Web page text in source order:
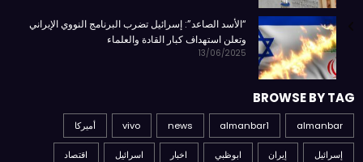
“الأسد الصاعد”: إسرائيل تضرب البرنامج النووي الإيراني
وتعلن استهداف كبار القادة والعلماء
13/06/2025
BROWSE BY TAG
almanbar
almanbar1
news
vivo أميركا
إسرائيل إيران ابوظبي اخبار اسرائيل اقتصاد